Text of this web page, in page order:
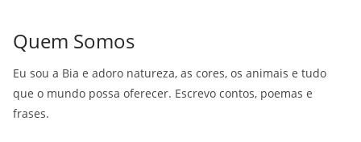
Quem Somos
Eu sou a Bia e adoro natureza, as cores, os animais e tudo
que o mundo possa oferecer. Escrevo contos, poemas e
frases.